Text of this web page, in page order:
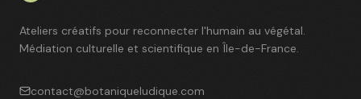
Ateliers créatifs pour reconnecter l'humain au végétal.
Médiation culturelle et scientifique en Île-de-France.
contact@botaniqueludique.com